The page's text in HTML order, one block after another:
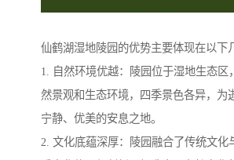
仙鹤湖湿地陵园的优势主要体现在以下
1. 自然环境优越：陵园位于湿地生态区
然景观和生态环境，四季景色各异，为
宁静、优美的安息之地。
2. 文化底蕴深厚：陵园融合了传统文化